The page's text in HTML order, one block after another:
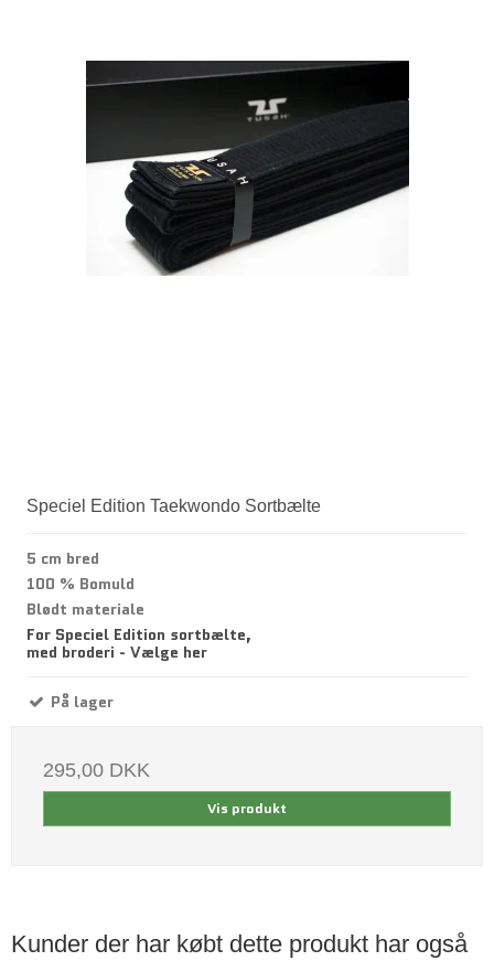
Speciel Edition Taekwondo Sortbælte
5 cm bred
100 % Bomuld
Blødt materiale
For Speciel Edition sortbælte,
med broderi - Vælge her
På lager
295,00 DKK
Vis produkt
Kunder der har købt dette produkt har også